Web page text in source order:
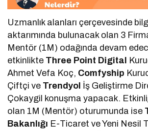
Uzmanlık alanları çerçevesinde
aktarımında bulunacak olan 3
Mentör (1M) odağında devam
etkinlikte Three Point Digital
Ahmet Vefa Koç, Comfyship
Çiftçi ve Trendyol İş Geliştirme
Çokaygil konuşma yapacak.
olan 1M (Mentör) oturumunda ise
Bakanlığı E-Ticaret ve Yeni Nesil